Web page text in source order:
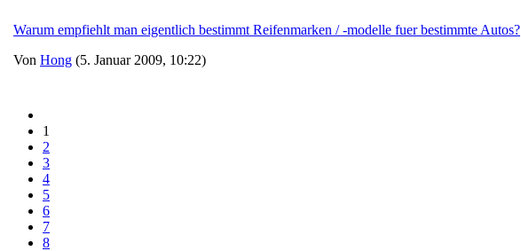
Warum empfiehlt man eigentlich bestimmt Reifenmarken / -modelle fuer bestimmte Autos?
Von Hong (5. Januar 2009, 10:22)
1
2
3
4
5
6
7
8